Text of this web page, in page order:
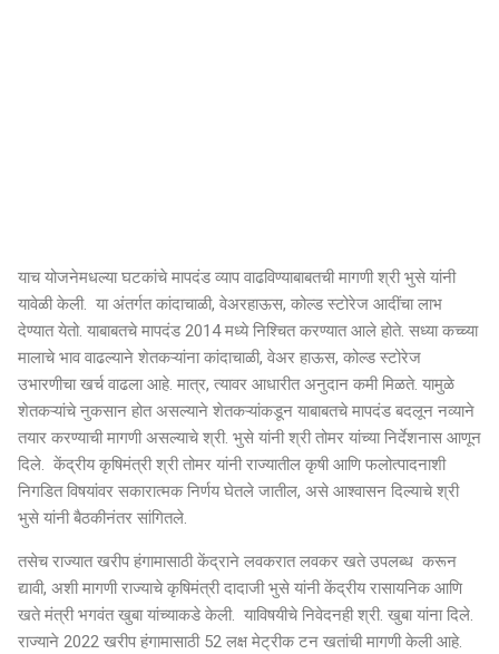
याच योजनेमधल्या घटकांचे मापदंड व्याप वाढविण्याबाबतची मागणी श्री भुसे यांनी
यावेळी केली. या अंतर्गत कांदाचाळी, वेअरहाऊस, कोल्ड स्टोरेज आदींचा लाभ
देण्यात येतो. याबाबतचे मापदंड 2014 मध्ये निश्चित करण्यात आले होते. सध्या कच्च्या
मालाचे भाव वाढल्याने शेतकऱ्यांना कांदाचाळी, वेअर हाऊस, कोल्ड स्टोरेज
उभारणीचा खर्च वाढला आहे. मात्र, त्यावर आधारीत अनुदान कमी मिळते. यामुळे
शेतकऱ्यांचे नुकसान होत असल्याने शेतकऱ्यांकडून याबाबतचे मापदंड बदलून नव्याने
तयार करण्याची मागणी असल्याचे श्री. भुसे यांनी श्री तोमर यांच्या निर्देशनास आणून
दिले. केंद्रीय कृषिमंत्री श्री तोमर यांनी राज्यातील कृषी आणि फलोत्पादनाशी
निगडित विषयांवर सकारात्मक निर्णय घेतले जातील, असे आश्वासन दिल्याचे श्री
भुसे यांनी बैठकीनंतर सांगितले.
तसेच राज्यात खरीप हंगामासाठी केंद्राने लवकरात लवकर खते उपलब्ध करून
द्यावी, अशी मागणी राज्याचे कृषिमंत्री दादाजी भुसे यांनी केंद्रीय रासायनिक आणि
खते मंत्री भगवंत खुबा यांच्याकडे केली. याविषयीचे निवेदनही श्री. खुबा यांना दिले.
राज्याने 2022 खरीप हंगामासाठी 52 लक्ष मेट्रीक टन खतांची मागणी केली आहे.